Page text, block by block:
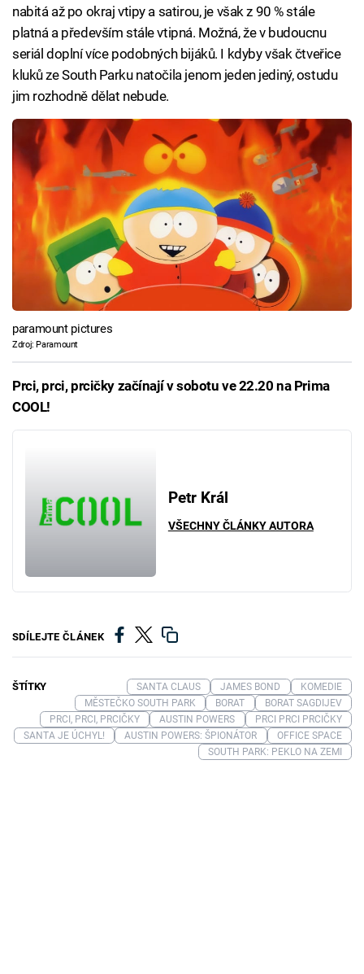
nabitá až po okraj vtipy a satirou, je však z 90 % stále
platná a především stále vtipná. Možná, že v budoucnu
seriál doplní více podobných bijáků. I kdyby však čtveřice
kluků ze South Parku natočila jenom jeden jediný, ostudu
jim rozhodně dělat nebude.
paramount pictures
Zdroj: Paramount
Prci, prci, prcičky začínají v sobotu ve 22.20 na Prima
COOL!
Petr Král
VŠECHNY ČLÁNKY AUTORA
SDÍLEJTE ČLÁNEK
ŠTÍTKY SANTA CLAUS JAMES BOND
KOMEDIE
MĚSTEČKO SOUTH PARK
BORAT
BORAT SAGDIJEV
PRCI, PRCI, PRCIČKY
AUSTIN POWERS
PRCI PRCI PRCIČKY
SANTA JE ÚCHYL!
AUSTIN POWERS: ŠPIONÁTOR
OFFICE SPACE
SOUTH PARK: PEKLO NA ZEMI